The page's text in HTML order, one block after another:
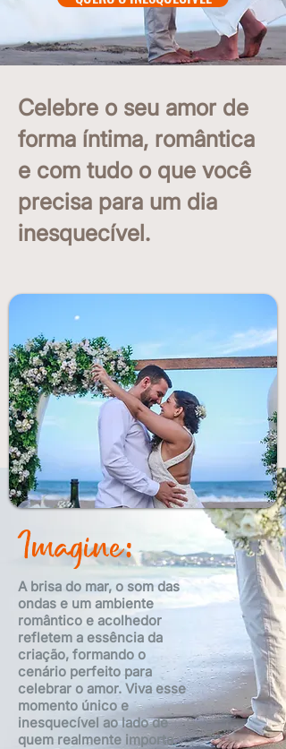
Celebre o seu amor de
forma íntima, romântica
e com tudo o que você
precisa para um dia
inesquecível.
Imagine:
A brisa do mar, o som das
ondas e um ambiente
romântico e acolhedor
refletem a essência da
criação, formando o
cenário perfeito para
celebrar o amor. Viva esse
momento único e
inesquecível ao lado de
quem realmente importa.